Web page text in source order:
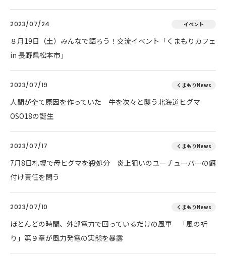
2023/07/24 イベント
８月19日（土）みんなで語ろう！交流イベント「くまもりカフェ
in 長野県松本市」
2023/07/19 くまもりNews
人間が全て原因を作っていた 牛を次々と襲う北海道ヒグマ
OSO18の誕生
2023/07/17 くまもりNews
7月8日札幌で母ヒグマを殺処分 炎上狙いのユーチューバーの餌
付け責任を問う
2023/07/10 くまもりNews
ほとんどの時間、外部電力で回っているだけの風車 「風の祈
り」第９章が風力発電の実態を暴露